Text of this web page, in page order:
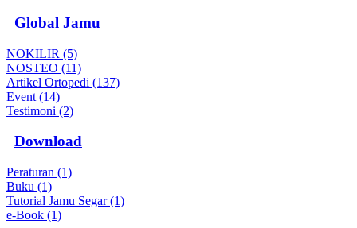
Global Jamu
NOKILIR (5)
NOSTEO (11)
Artikel Ortopedi (137)
Event (14)
Testimoni (2)
Download
Peraturan (1)
Buku (1)
Tutorial Jamu Segar (1)
e-Book (1)